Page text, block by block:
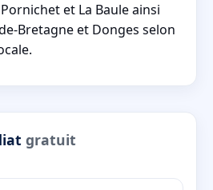
et La Baule ainsi
Bretagne et Donges selon
gratuit